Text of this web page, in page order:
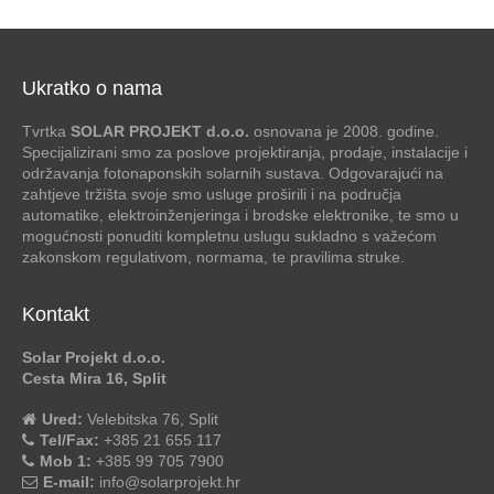
Ukratko o nama
Tvrtka SOLAR PROJEKT d.o.o. osnovana je 2008. godine.
Specijalizirani smo za poslove projektiranja, prodaje, instalacije i
održavanja fotonaponskih solarnih sustava. Odgovarajući na
zahtjeve tržišta svoje smo usluge proširili i na područja
automatike, elektroinženjeringa i brodske elektronike, te smo u
mogućnosti ponuditi kompletnu uslugu sukladno s važećom
zakonskom regulativom, normama, te pravilima struke.
Kontakt
Solar Projekt d.o.o.
Cesta Mira 16, Split
Ured: Velebitska 76, Split
Tel/Fax: +385 21 655 117
Mob 1: +385 99 705 7900
E-mail: info@solarprojekt.hr